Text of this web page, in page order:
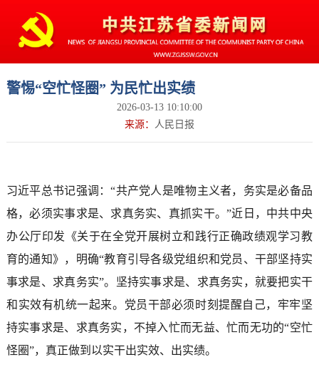
警惕“空忙怪圈” 为民忙出实绩
2026-03-13 10:10:00
来源：
人民日报
习近平总书记强调：“共产党人是唯物主义者，务实是必备品
格，必须实事求是、求真务实、真抓实干。”近日，中共中央
办公厅印发《关于在全党开展树立和践行正确政绩观学习教
育的通知》，明确“教育引导各级党组织和党员、干部坚持实
事求是、求真务实”。坚持实事求是、求真务实，就要把实干
和实效有机统一起来。党员干部必须时刻提醒自己，牢牢坚
持实事求是、求真务实，不掉入忙而无益、忙而无功的“空忙
怪圈”，真正做到以实干出实效、出实绩。